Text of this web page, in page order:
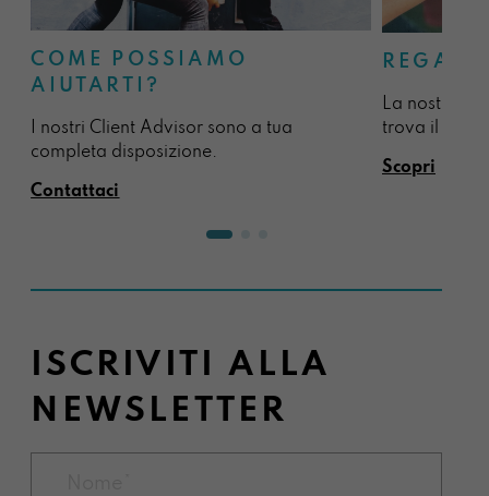
COME POSSIAMO
AIUTARTI?
I nostri Client Advisor sono a tua
completa disposizione.
Contattaci
La nostra
trova il
Scopri
ISCRIVITI ALLA
NEWSLETTER